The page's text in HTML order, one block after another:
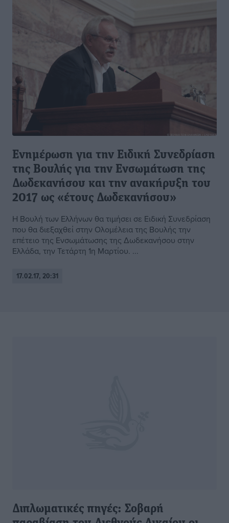
Ενημέρωση για την Eιδική Συνεδρίαση
της Βουλής για την Ενσωμάτωση της
Δωδεκανήσου και την ανακήρυξη του
2017 ως «έτους Δωδεκανήσου»
Η Βουλή των Ελλήνων θα τιμήσει σε Ειδική Συνεδρίαση
που θα διεξαχθεί στην Ολομέλεια της Βουλής την
επέτειο της Ενσωμάτωσης της Δωδεκανήσου στην
Ελλάδα, την Τετάρτη 1η Μαρτίου. ...
17.02.17, 20:31
Διπλωματικές πηγές: Σοβαρή